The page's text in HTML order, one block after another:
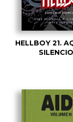
HELLBOY 21.